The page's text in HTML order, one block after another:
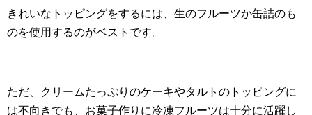
きれいなトッピングをするには、生のフルーツか缶詰のも
のを使用するのがベストです。
ただ、クリームたっぷりのケーキやタルトのトッピングに
は不向きでも、お菓子作りに冷凍フルーツは十分に活躍し